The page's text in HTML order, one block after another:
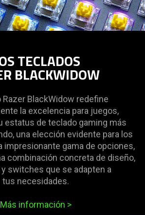
TECLADOS
BLACKWIDOW
Razer BlackWidow redefine
la excelencia para juegos,
estatus de teclado gaming más
una elección evidente para los
impresionante gama de opciones,
combinación concreta de diseño,
switches que se adapten a
tus necesidades.
Más información >